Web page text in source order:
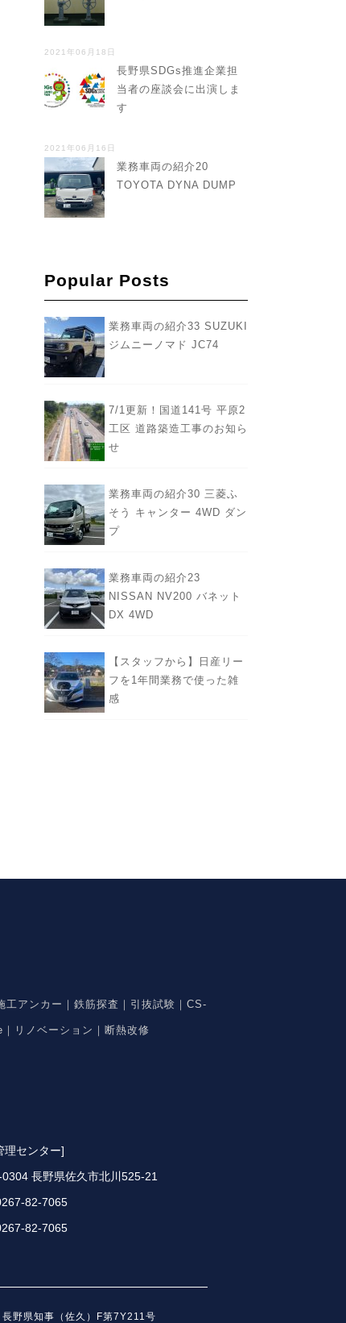
2021年06月18日
長野県SDGs推進企業担
当者の座談会に出演しま
す
2021年06月16日
業務車両の紹介20
TOYOTA DYNA DUMP
Popular Posts
業務車両の紹介33 SUZUKI
ジムニーノマド JC74
7/1更新！国道141号 平原2
工区 道路築造工事のお知ら
せ
業務車両の紹介30 三菱ふ
そう キャンター 4WD ダン
プ
業務車両の紹介23
NISSAN NV200 バネット
DX 4WD
【スタッフから】日産リー
フを1年間業務で使った雑
感
アンカー｜鉄筋探査｜引抜試験｜CS-
リノベーション｜断熱改修
理センター]
長野県佐久市北川525-21
82-7065
82-7065
野県知事（佐久）F第7Y211号